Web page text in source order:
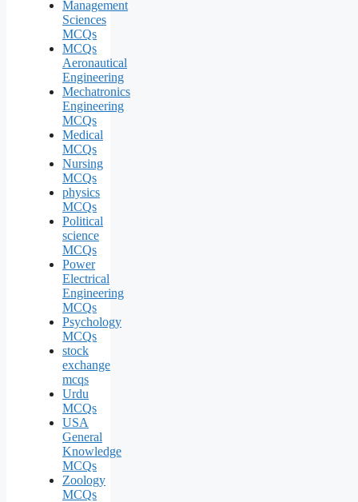
Management
Sciences
MCQs
MCQs
Aeronautical
Engineering
Mechatronics
Engineering
MCQs
Medical
MCQs
Nursing
MCQs
physics
MCQs
Political
science
MCQs
Power
Electrical
Engineering
MCQs
Psychology
MCQs
stock
exchange
mcqs
Urdu
MCQs
USA
General
Knowledge
MCQs
Zoology
MCQs